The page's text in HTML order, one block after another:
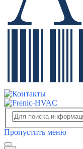
Пропустить меню